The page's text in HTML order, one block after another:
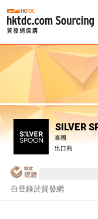
SILVER
泰國
出口商
自登錄於貿發網